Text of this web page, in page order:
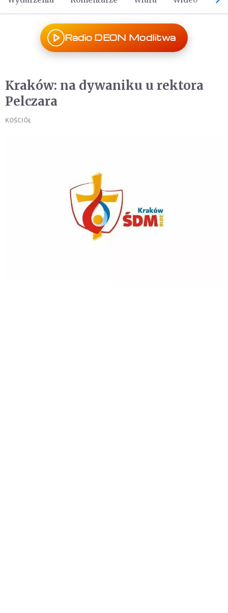
Radio DEON Modlitwa
Kraków: na dywaniku u rektora
Pelczara
KOŚCIÓŁ